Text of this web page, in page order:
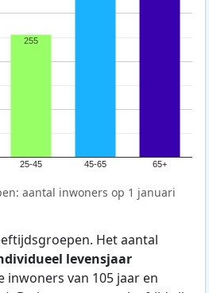
25-45 45-65 65+
255
aantal inwoners op 1 januari
Het aantal
levensjaar
inwoners van 105 jaar en